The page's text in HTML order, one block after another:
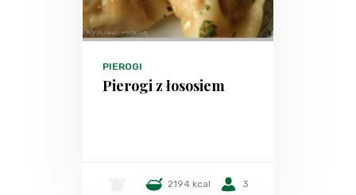
PIEROGI
Pierogi z łososiem
2194 kcal 3